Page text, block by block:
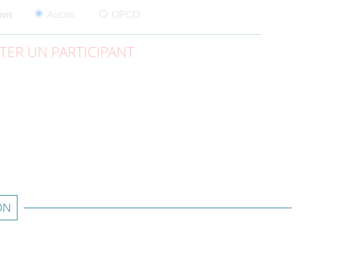
Aucun OPCO
UN PARTICIPANT